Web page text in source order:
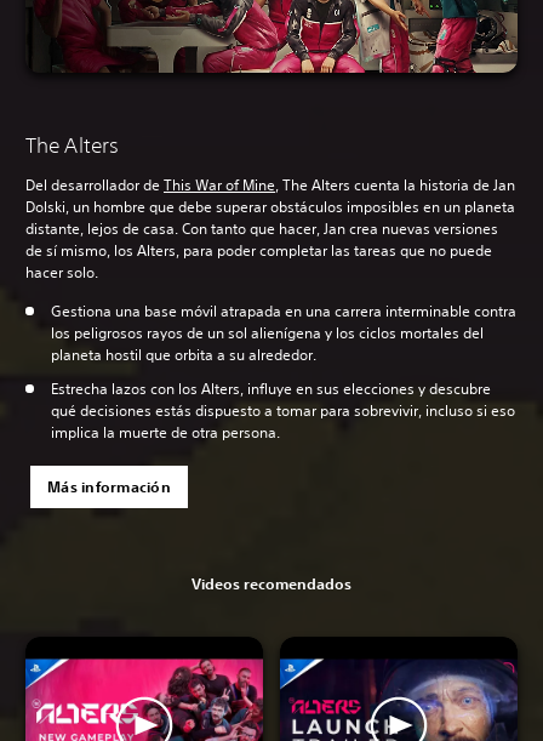
The Alters
Del desarrollador deThis War of Mine, The Alters cuenta la historia de Jan
Dolski, un hombre que debe superar obstáculos imposibles en un planeta
distante, lejos de casa. Con tanto que hacer, Jan crea nuevas versiones
de sí mismo, los Alters, para poder completar las tareas que no puede
hacer solo.
Gestiona una base móvil atrapada en una carrera interminable contra
los peligrosos rayos de un sol alienígena y los ciclos mortales del
planeta hostil que orbita a su alrededor.
Estrecha lazos con los Alters, influye en sus elecciones y descubre
qué decisiones estás dispuesto a tomar para sobrevivir, incluso si eso
implica la muerte de otra persona.
Más información
Videos recomendados